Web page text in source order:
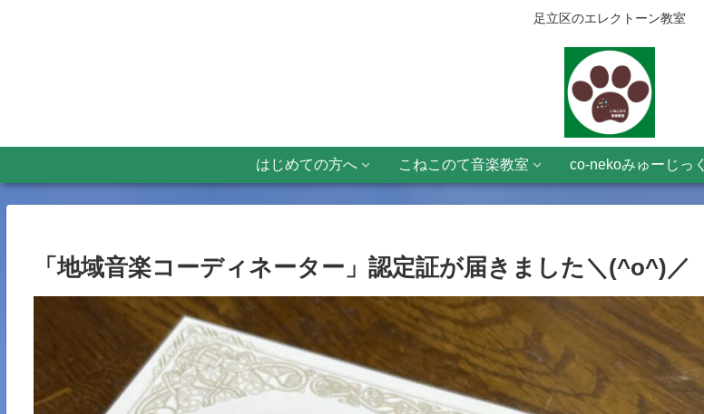
足立区のエレクトーン教室
はじめての方へ こねこのて音楽教室 co-nekoみゅーじっく
「地域音楽コーディネーター」認定証が届きました＼(^o^)／